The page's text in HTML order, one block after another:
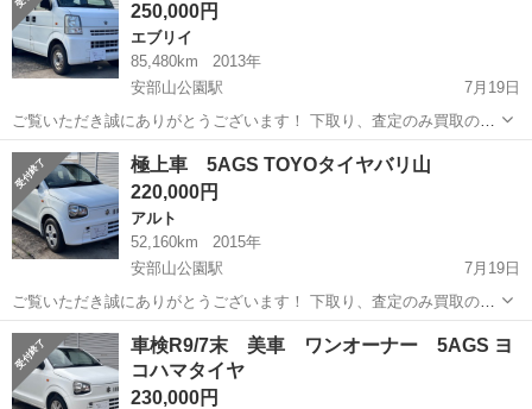
ル料金等込み ✔︎5速...250,000円
エブリイ
85,480km
2013年
安部山公園駅
7月19日
ご覧いただき誠にありがとうございます！ 下取り、査定のみ買取のみ
も大歓迎です♩ クレジット決済も対応しております！ 掲載は随時更新
しております！ 是非他の車両もご覧ください♩ 走行好調！エアコン問
題無く効いてます♩ ✔...
福岡 北九州市 安部山公園駅 エブリイ
極上車 5AGS TOYOタイヤバリ山
220,000円
アルト
52,160km
2015年
安部山公園駅
7月19日
ご覧いただき誠にありがとうございます！ 下取り、査定のみ買取のみ
も大歓迎です♩ クレジット決済も対応しております！ 掲載は随時更新
しております！ 是非他の車両もご覧ください♩ ✔︎極上車 ✔︎自動車税、
リサイクル料金等込...
福岡 北九州市 安部山公園駅 AGS
車検R9/7末 美車 ワンオーナー 5AGS ヨ
コハマタイヤ
230,000円